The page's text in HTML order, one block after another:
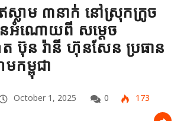
ឥស្លាម ៣នាក់ នៅស្រុកក្រូច
នអំណោយពី សម្តេច
ត ប៊ុន រ៉ានី ហ៊ុនសែន ប្រធាន
កម្ពុជា
October 1, 2025 0
173